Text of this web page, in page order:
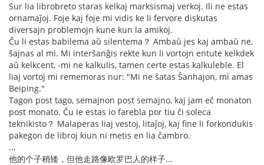
Sur lia librobreto staras kelkaj marksismaj verkoj. Ili ne estas
ornamaĵoj. Foje kaj foje mi vidis ke li fervore diskutas
diversajn problemojn kune kun la amikoj.
Ĉu li estas babilema aŭ silentema？ Ambaŭ jes kaj ambaŭ ne,
ŝajnas al mi. Mi interŝanĝis rekte kun li vortojn entute kelkdek
aŭ kelkcent, -mi ne kalkulis, tamen certe estas kalkuleble. El
liaj vortoj mi rememoras nur: "Mi ne ŝatas Ŝanhajon, mi amas
Beiping."
Tagon post tago, semajnon post semajno, kaj jam eĉ monaton
post monato. Ĉu ie estas io farebla por tiu ĉi soleca
teknikisto？ Malaperas liaj vestoj, litaĵoj, kaj fine li forkondukis
pakegon de libroj kiun ni metis en lia ĉambro.
...
他的个子稍矮，但他走路像欧罗巴人的样子...